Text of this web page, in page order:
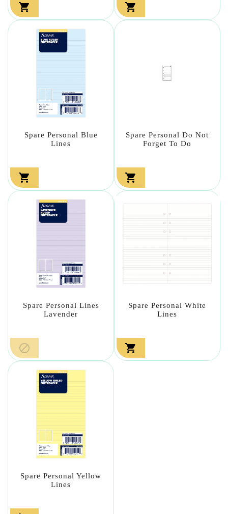
 
Spare Personal Blue
Lines

Spare Personal Do Not
Forget To Do

Spare Personal Lines
Lavender

Spare Personal White
Lines

Spare Personal Yellow
Lines